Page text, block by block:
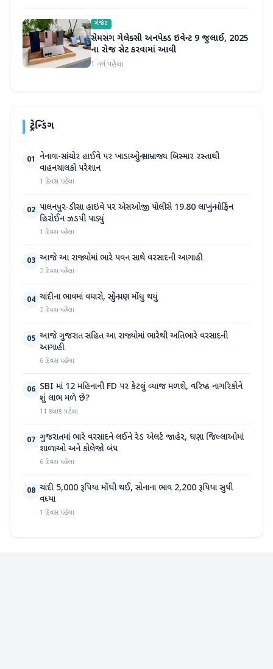
ગેજેટ
સેમસંગ ગેલેક્સી અનપેક્ડ ઇવેન્ટ 9 જુલાઈ, 2025
ના રોજ સેટ કરવામાં આવી
1 વર્ષ પહેલા
ટ્રેન્ડિંગ
01 નેનાવા-સાંચોર હાઈવે પર ખાડાઓનું સામ્રાજ્ય બિસ્માર રસ્તાથી
વાહનચાલકો પરેશાન
1 દિવસ પહેલા
02 પાલનપુર-ડીસા હાઇવે પર એસઓજી પોલીસે 19.80 લાખનું મોર્ફિન
હિરોઈન ઝડપી પાડ્યું
1 દિવસ પહેલા
03 આજે આ રાજ્યોમાં ભારે પવન સાથે વરસાદની આગાહી
2 દિવસ પહેલા
04 ચાંદીના ભાવમાં વધારો, સોનું પણ મોંઘુ થયું
2 દિવસ પહેલા
05 આજે ગુજરાત સહિત આ રાજ્યોમાં ભારેથી અતિભારે વરસાદની
આગાહી
6 દિવસ પહેલા
06 SBI માં 12 મહિનાની FD પર કેટલું વ્યાજ મળશે, વરિષ્ઠ નાગરિકોને
શું લાભ મળે છે?
11 કલાક પહેલા
07 ગુજરાતમાં ભારે વરસાદને લઈને રેડ એલર્ટ જાહેર, ઘણા જિલ્લાઓમાં
શાળાઓ અને કોલેજો બંધ
6 દિવસ પહેલા
08 ચાંદી 5,000 રૂપિયા મોંઘી થઈ, સોનાના ભાવ 2,200 રૂપિયા સુધી
વધ્યા
1 દિવસ પહેલા